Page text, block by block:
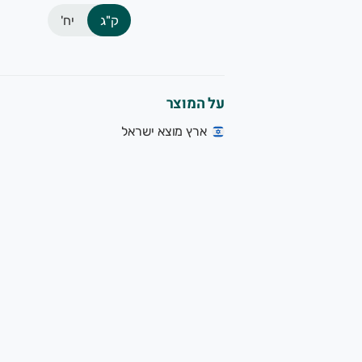
ק"ג יח'
על המוצר
ארץ מוצא ישראל